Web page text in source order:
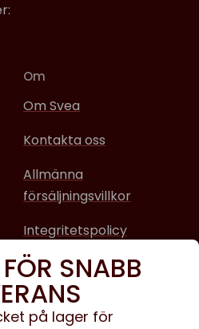
Om
Om Svea
Kontakta oss
Allmänna
försäljningsvillkor
Integritetspolicy
SNABB
på lager för